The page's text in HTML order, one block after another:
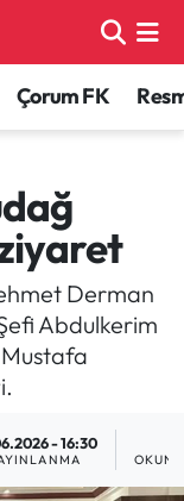
Çorum FK
Derman
Abdulkerim
- 16:30